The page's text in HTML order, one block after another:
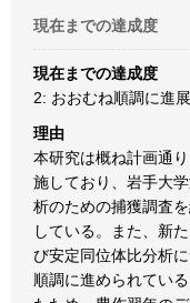
現在までの達成度
現在までの達成度
2: おおむね順調に進
理由
本研究は概ね計画通
施しており、岩手大
析のための捕獲調査
している。また、新
び安定同位体比分析
順調に進められてい